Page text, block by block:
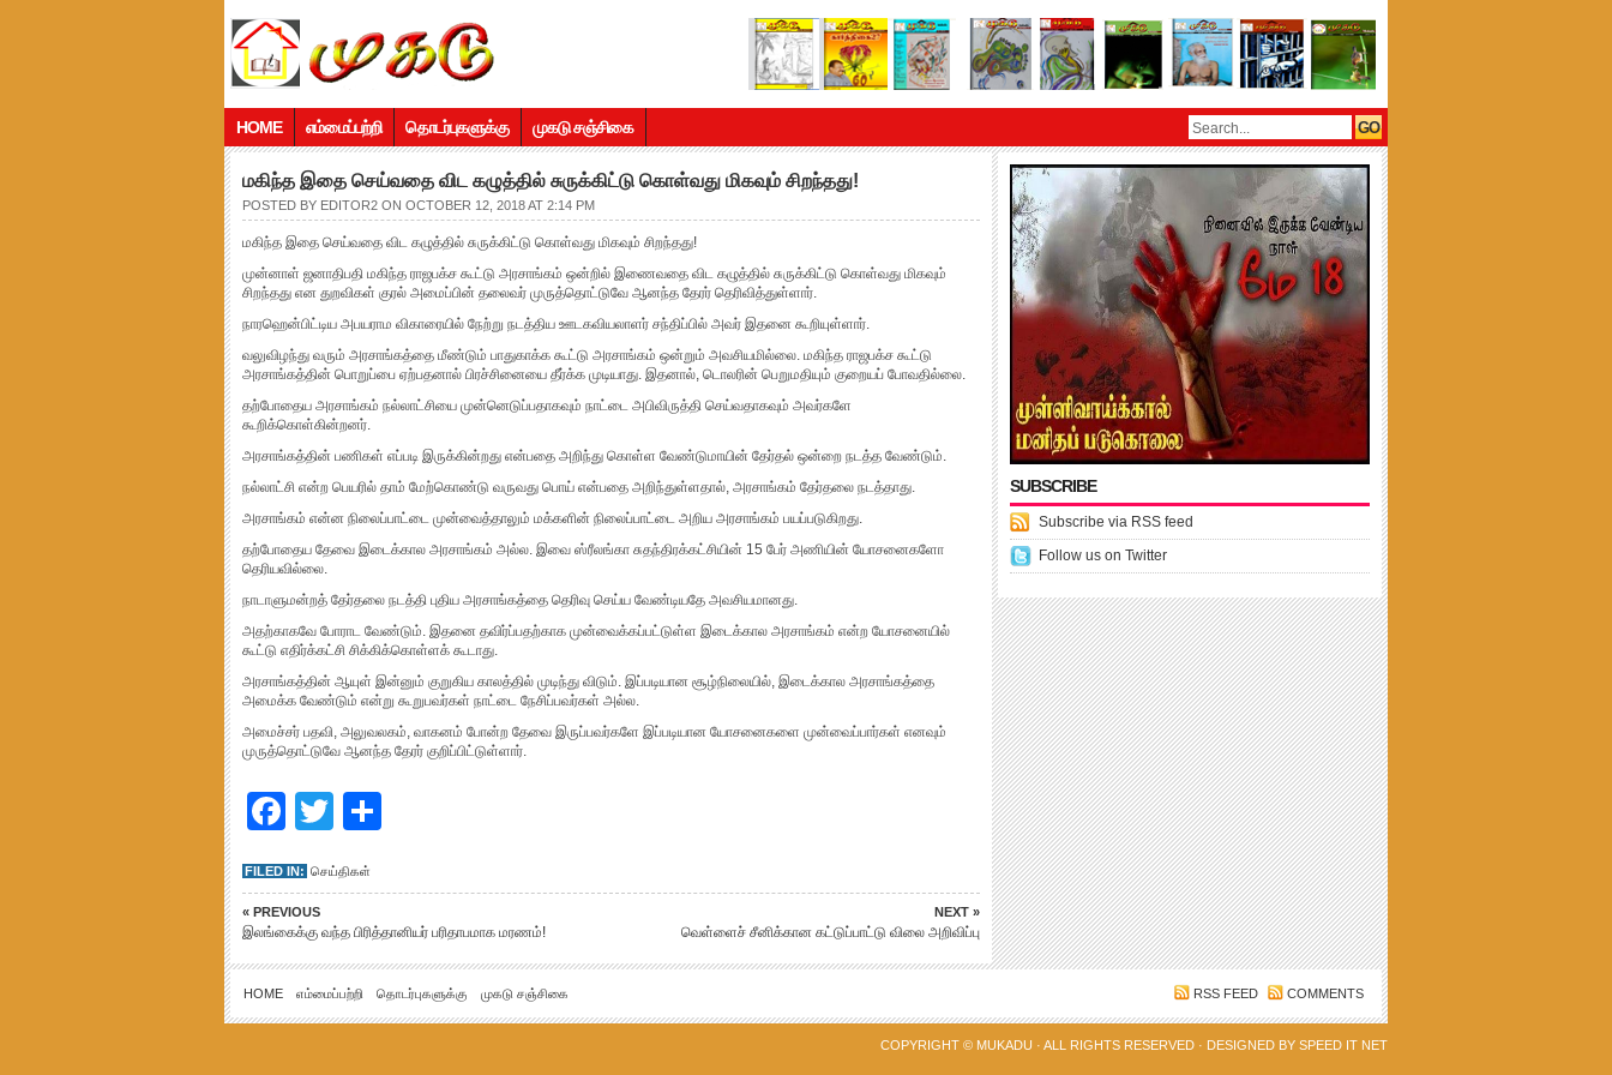
HOME எம்மைப்பற்றி தொடர்புகளுக்கு முகடு சஞ்சிகை
மகிந்த இதை செய்வதை விட கழுத்தில் சுருக்கிட்டு கொள்வது மிகவும் சிறந்தது!
POSTED BY EDITOR2 ON OCTOBER 12, 2018 AT 2:14 PM
மகிந்த இதை செய்வதை விட கழுத்தில் சுருக்கிட்டு கொள்வது மிகவும் சிறந்தது!
முன்னாள் ஜனாதிபதி மகிந்த ராஜபக்ச கூட்டு அரசாங்கம் ஒன்றில் இணைவதை விட கழுத்தில் சுருக்கிட்டு கொள்வது மிகவும்
சிறந்தது என துறவிகள் குரல் அமைப்பின் தலைவர் முருத்தொட்டுவே ஆனந்த தேரர் தெரிவித்துள்ளார்.
நாரஹென்பிட்டிய அபயராம விகாரையில் நேற்று நடத்திய ஊடகவியலாளர் சந்திப்பில் அவர் இதனை கூறியுள்ளார்.
வலுவிழந்து வரும் அரசாங்கத்தை மீண்டும் பாதுகாக்க கூட்டு அரசாங்கம் ஒன்றும் அவசியமில்லை. மகிந்த ராஜபக்ச கூட்டு
அரசாங்கத்தின் பொறுப்பை ஏற்பதனால் பிரச்சினையை தீர்க்க முடியாது. இதனால், டொலரின் பெறுமதியும் குறையப் போவதில்லை.
தற்போதைய அரசாங்கம் நல்லாட்சியை முன்னெடுப்பதாகவும் நாட்டை அபிவிருத்தி செய்வதாகவும் அவர்களே
கூறிக்கொள்கின்றனர்.
அரசாங்கத்தின் பணிகள் எப்படி இருக்கின்றது என்பதை அறிந்து கொள்ள வேண்டுமாயின் தேர்தல் ஒன்றை நடத்த வேண்டும்.
நல்லாட்சி என்ற பெயரில் தாம் மேற்கொண்டு வருவது பொய் என்பதை அறிந்துள்ளதால், அரசாங்கம் தேர்தலை நடத்தாது.
அரசாங்கம் என்ன நிலைப்பாட்டை முன்வைத்தாலும் மக்களின் நிலைப்பாட்டை அறிய அரசாங்கம் பயப்படுகிறது.
தற்போதைய தேவை இடைக்கால அரசாங்கம் அல்ல. இவை ஸ்ரீலங்கா சுதந்திரக்கட்சியின் 15 பேர் அணியின் யோசனைகளோ
தெரியவில்லை.
நாடாளுமன்றத் தேர்தலை நடத்தி புதிய அரசாங்கத்தை தெரிவு செய்ய வேண்டியதே அவசியமானது.
அதற்காகவே போராட வேண்டும். இதனை தவிர்ப்பதற்காக முன்வைக்கப்பட்டுள்ள இடைக்கால அரசாங்கம் என்ற யோசனையில்
கூட்டு எதிர்க்கட்சி சிக்கிக்கொள்ளக் கூடாது.
அரசாங்கத்தின் ஆயுள் இன்னும் குறுகிய காலத்தில் முடிந்து விடும். இப்படியான சூழ்நிலையில், இடைக்கால அரசாங்கத்தை
அமைக்க வேண்டும் என்று கூறுபவர்கள் நாட்டை நேசிப்பவர்கள் அல்ல.
அமைச்சர் பதவி, அலுவலகம், வாகனம் போன்ற தேவை இருப்பவர்களே இப்படியான யோசனைகளை முன்வைப்பார்கள் எனவும்
முருத்தொட்டுவே ஆனந்த தேரர் குறிப்பிட்டுள்ளார்.
Facebook
Twitter
FILED IN: செய்திகள்
« PREVIOUS
இலங்கைக்கு வந்த பிரித்தானியர் பரிதாபமாக மரணம்!
NEXT »
வெள்ளைச் சீனிக்கான கட்டுப்பாட்டு விலை அறிவிப்பு
SUBSCRIBE
Subscribe via RSS feed
Follow us on Twitter
HOME எம்மைப்பற்றி தொடர்புகளுக்கு முகடு சஞ்சிகை RSS FEED COMMENTS
COPYRIGHT © MUKADU · ALL RIGHTS RESERVED · DESIGNED BY SPEED IT NET